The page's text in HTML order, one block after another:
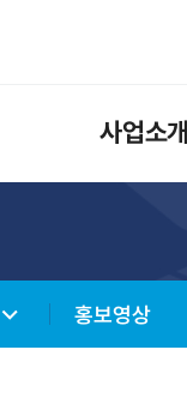
사업소개
홍보영상